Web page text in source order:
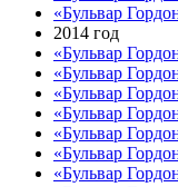
«Бульвар
2014 год
«Бульвар
«Бульвар
«Бульвар
«Бульвар
«Бульвар
«Бульвар
«Бульвар